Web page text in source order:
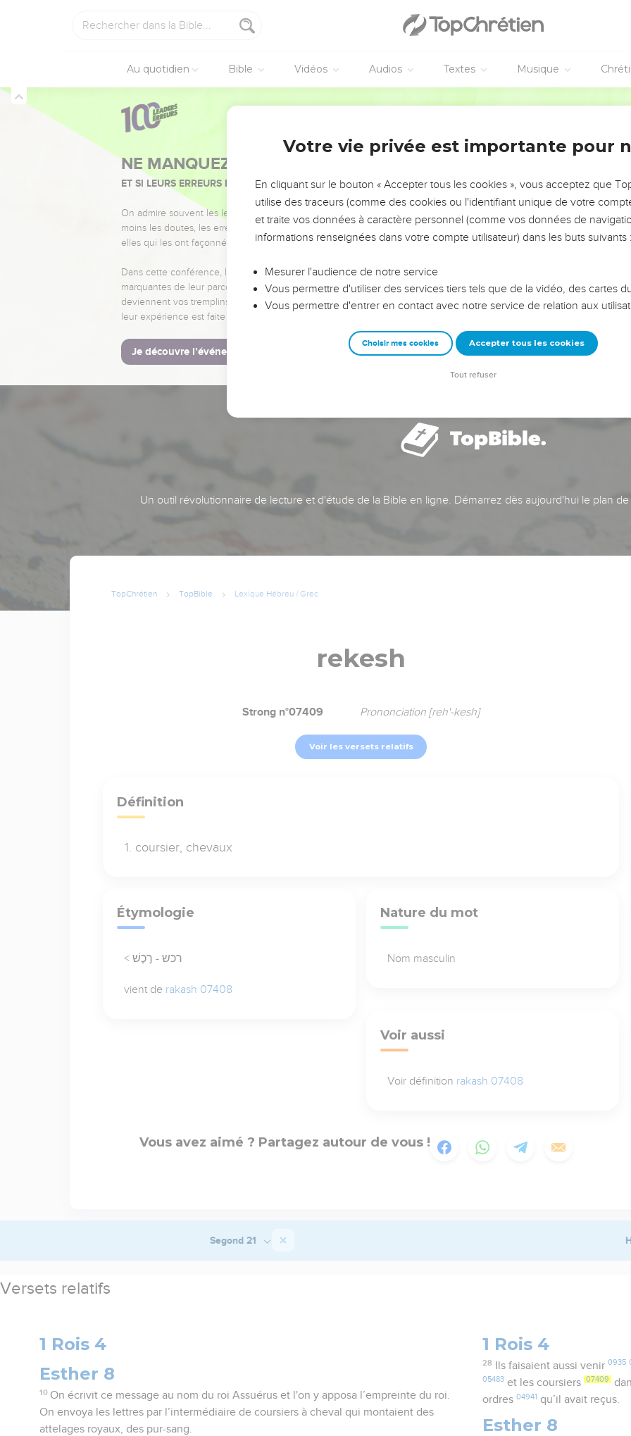
Au quotidien Bible Vidéos Audios Textes Musique
NE MANQUEZ PAS L’ÉVÉNEMENT DE L’ANNÉE !
ET SI LEURS ERREURS POUVAIENT VOUS ÉVITER LES VOTRES ?
On admire souvent les leaders pour leurs réussites, leur impact, leur foi ou leur vision. Mais on voit
moins les doutes, les erreurs et les saisons difficiles qu'ils ont traversés, alors même que ce sont
elles qui les ont façonnés.
Dans cette conférence, leaders, entrepreneurs, et responsables reviennent sur les erreurs
marquantes de leur parcours et les clés pour avancer avec plus de sagesse afin que leurs erreurs
deviennent vos tremplins. Que vous guidiez un ministère, une équipe, un groupe ou une famille,
leur expérience est faite pour vous.
Je découvre l’événement
Un outil révolutionnaire de lecture et d'étude de la Bible en ligne. Démarrez dès aujourd'hui le plan
TopChrétien TopBible Lexique Hébreu / Grec
rekesh
Strong n°07409 Prononciation [reh'-kesh]
Voir les versets relatifs
Définition
coursier, chevaux
Étymologie
< רכש - רֶכֶשׁ
vient de rakash 07408
Nature du mot
Nom masculin
Voir aussi
Voir définition rakash 07408
Vous avez aimé ? Partagez autour de vous !
Segond 21
Versets relatifs
1 Rois 4
Esther 8
10 On écrivit ce message au nom du roi Assuérus et l'on y apposa l’empreinte du roi.
On envoya les lettres par l’intermédiaire de coursiers à cheval qui montaient des
attelages royaux, des pur-sang.
1 Rois 4
28 Ils faisaient aussi venir 0935
05483 et les coursiers 07409
ordres04941 qu’il avait reçus.
Esther 8
Votre vie privée est importante pour
En cliquant sur le bouton « Accepter tous les cookies », vous acceptez que
utilise des traceurs (comme des cookies ou l'identifiant unique de votre
et traite vos données à caractère personnel (comme vos données de
informations renseignées dans votre compte utilisateur) dans les buts suivants :
Mesurer l'audience de notre service
Vous permettre d'utiliser des services tiers tels que de la vidéo, des cartes
Vous permettre d'entrer en contact avec notre service de relation aux
Choisir mes cookies Accepter tous les cookies
Tout refuser